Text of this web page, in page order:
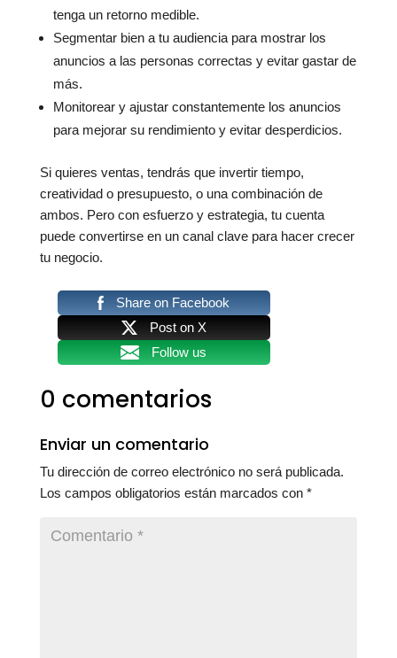
tenga un retorno medible.
Segmentar bien a tu audiencia para mostrar los
anuncios a las personas correctas y evitar gastar de
más.
Monitorear y ajustar constantemente los anuncios
para mejorar su rendimiento y evitar desperdicios.
Si quieres ventas, tendrás que invertir tiempo,
creatividad o presupuesto, o una combinación de
ambos. Pero con esfuerzo y estrategia, tu cuenta
puede convertirse en un canal clave para hacer crecer
tu negocio.
Share on Facebook
Post on X
Follow us
0 comentarios
Enviar un comentario
Tu dirección de correo electrónico no será publicada.
Los campos obligatorios están marcados con *